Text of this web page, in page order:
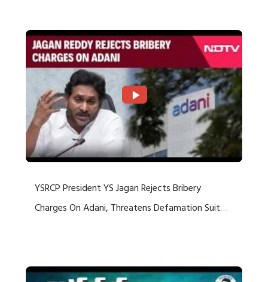
YSRCP President YS Jagan Rejects Bribery
Charges On Adani, Threatens Defamation Suit